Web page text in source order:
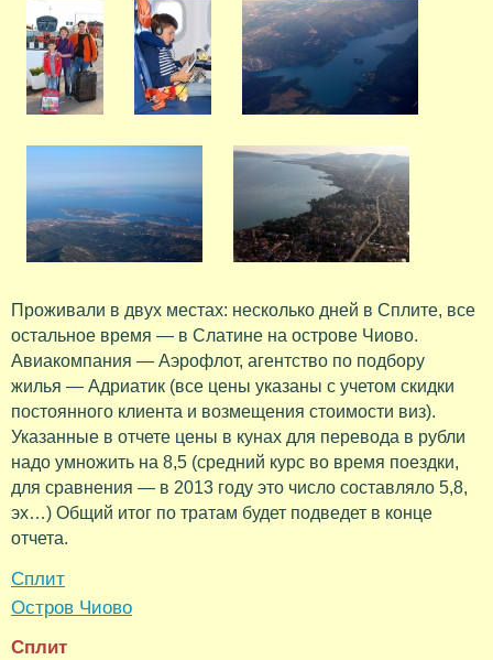
Проживали в двух местах: несколько дней в Сплите, все
остальное время — в Слатине на острове Чиово.
Авиакомпания — Аэрофлот, агентство по подбору
жилья — Адриатик (все цены указаны с учетом скидки
постоянного клиента и возмещения стоимости виз).
Указанные в отчете цены в кунах для перевода в рубли
надо умножить на 8,5 (средний курс во время поездки,
для сравнения — в 2013 году это число составляло 5,8,
эх…) Общий итог по тратам будет подведет в конце
отчета.
Сплит
Остров Чиово
Сплит